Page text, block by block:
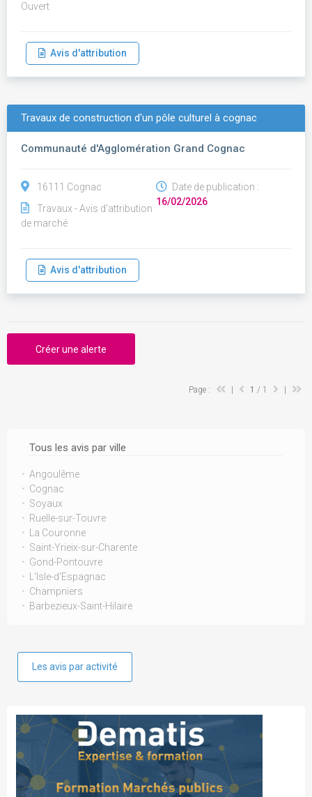
Tous les avis par ville
Angoulême
Cognac
Soyaux
Ruelle-sur-Touvre
La Couronne
Saint-Yrieix-sur-Charente
Gond-Pontouvre
L'Isle-d'Espagnac
Champniers
Barbezieux-Saint-Hilaire
Les avis par activité
Ouvert
Avis d'attribution
Travaux de construction d'un pôle culturel à cognac
Communauté d'Agglomération Grand Cognac
16111 Cognac
Travaux - Avis d'attribution
de marché
Date de publication :
16/02/2026
Avis d'attribution
Créer une alerte
Page : 1 / 1